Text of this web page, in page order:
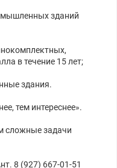
зданий
в течение 15 лет;
здания.
тем интереснее».
сложные задачи
8 (927) 667-01-51